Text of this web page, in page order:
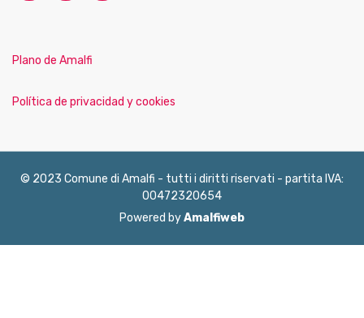
Plano de Amalfi
Política de privacidad y cookies
© 2023 Comune di Amalfi - tutti i diritti riservati - partita IVA:
00472320654
Powered byAmalfiweb